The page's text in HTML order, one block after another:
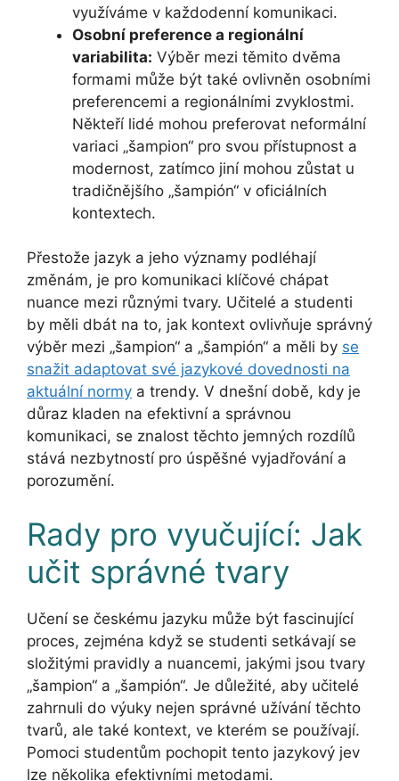
využíváme v každodenní komunikaci.
Osobní preference a regionální
variabilita: Výběr mezi těmito dvěma
formami může být také ovlivněn osobními
preferencemi a regionálními zvyklostmi.
Někteří lidé mohou preferovat neformální
variaci „šampion“ pro svou přístupnost a
modernost, zatímco jiní mohou zůstat u
tradičnějšího „šampión“ v oficiálních
kontextech.
Přestože jazyk a jeho významy podléhají
změnám, je pro komunikaci klíčové chápat
nuance mezi různými tvary. Učitelé a studenti
by měli dbát na to, jak kontext ovlivňuje správný
výběr mezi „šampion“ a „šampión“ a měli by se
snažit adaptovat své jazykové dovednosti na
aktuální normy a trendy. V dnešní době, kdy je
důraz kladen na efektivní a správnou
komunikaci, se znalost těchto jemných rozdílů
stává nezbytností pro úspěšné vyjadřování a
porozumění.
Rady pro vyučující: Jak
učit správné tvary
Učení se českému jazyku může být fascinující
proces, zejména když se studenti setkávají se
složitými pravidly a nuancemi, jakými jsou tvary
„šampion“ a „šampión“. Je důležité, aby učitelé
zahrnuli do výuky nejen správné užívání těchto
tvarů, ale také kontext, ve kterém se používají.
Pomoci studentům pochopit tento jazykový jev
lze několika efektivními metodami.